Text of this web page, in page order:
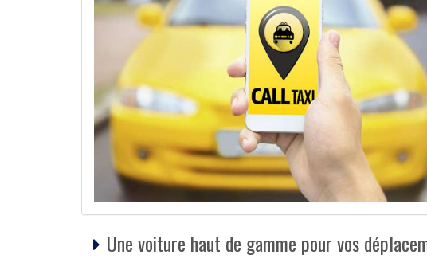
Une voiture haut de gamme pour vos